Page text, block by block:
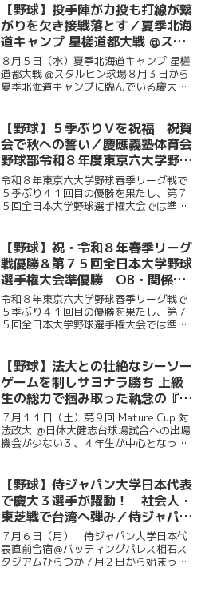
【野球】投手陣が力投も打線が繋
がりを欠き接戦落とす／夏季北海
道キャンプ 星槎道都大戦 @スタ
ルヒン球場
８月５日（水）夏季北海道キャンプ 星槎
道都大戦 @スタルヒン球場８月３日から
夏季北海道キャンプに臨んでいる慶大。
（商４・慶應）が相手打線に得点を許
し、２点を追う展開に。そ...
【野球】５季ぶりＶを祝福 祝賀
会で秋への誓い／慶應義塾体育会
野球部令和８年度東京六大学野球
春季リーグ戦優勝 祝賀会～前編
～
令和８年東京六大学野球春季リーグ戦で
５季ぶり４１回目の優勝を果たし、第７
５回全日本大学野球選手権大会では準優
人が集まり、選手たちの健闘をたたえ
た。前編では、堀井監督の挨...
【野球】祝・令和８年春季リーグ
戦優勝＆第７５回全日本大学野球
選手権大会準優勝 OB・関係者
からのお祝いメッセージ
令和８年東京六大学野球春季リーグ戦で
５季ぶり４１回目の優勝を果たし、第７
５回全日本大学野球選手権大会では準優
の皆様から、現役選手たちへ温かい祝福
のメッセージをお寄せい...
【野球】法大との壮絶なシーソー
ゲームを制しサヨナラ勝ち 上級
生の総力で掴み取った執念の『一
勝』／第９回MatureCup・法大
戦
７月１１日（土）第９回 Mature Cup 対
法政大 ＠日体大健志台球場試合への出場
機会が少ない３、４年生が中心となって
に２度追い付く粘りを見せると、１点ビ...
【野球】侍ジャパン大学日本代表
で慶大３選手が躍動！ 社会人・
東芝戦で台湾へ弾み／侍ジャパン
大学日本代表直前合宿５日目
７月６日（月） 侍ジャパン大学日本代
表直前合宿＠バッティングパレス相石ス
タジアムひらつか７月２日から始まった